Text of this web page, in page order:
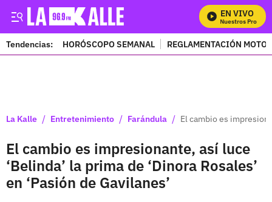
EN VIVO
Mira Todos Nuestros
Tendencias: HORÓSCOPO SEMANAL REGLAMENTACIÓN
La Kalle / Entretenimiento / Farándula / El cambio es
El cambio es impresionante, así luce
‘Belinda’ la prima de ‘Dinora Rosales’
en ‘Pasión de Gavilanes’